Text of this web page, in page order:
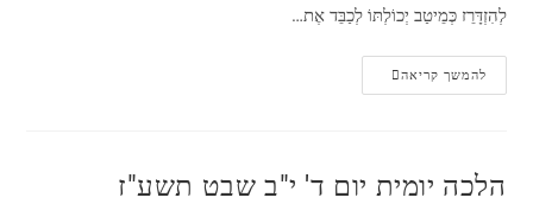
לְהִזְדָּרֵז כְּמֵיטַב יְכוֹלְתּוֹ לְכַבֵּד אֶת…
להמשך קריאה
הלכה יומית יום ד' י"ב שבט תשע"ז